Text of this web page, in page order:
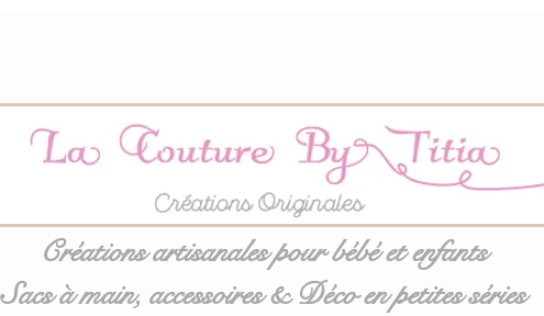
Créations artisanales pour bébé et enfants
Sacs à main, accessoires & Déco en petites séries